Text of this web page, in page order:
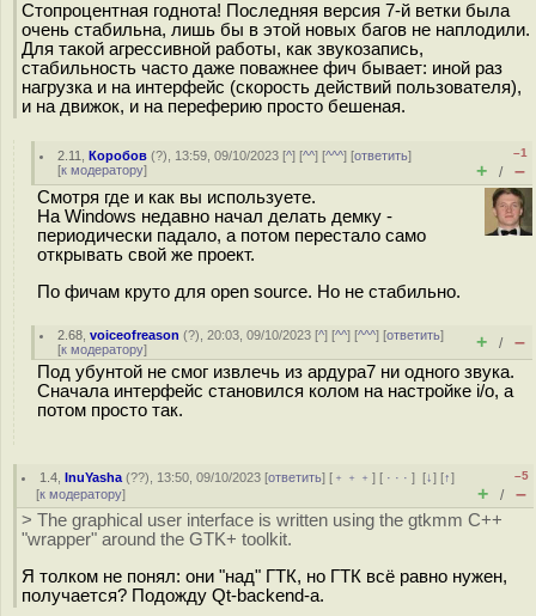
Стопроцентная годнота! Последняя версия 7-й ветки была
очень стабильна, лишь бы в этой новых багов не наплодили.
Для такой агрессивной работы, как звукозапись,
стабильность часто даже поважнее фич бывает: иной раз
нагрузка и на интерфейс (скорость действий пользователя),
и на движок, и на переферию просто бешеная.
2.11 ,Коробов (?), 13:59, 09/10/2023 [^] [^^] [^^^] [ответить]
[к модератору]
–1
+ / –
Смотря где и как вы используете.
На Windows недавно начал делать демку -
периодически падало, а потом перестало само
открывать свой же проект.
По фичам круто для open source. Но не стабильно.
2.68 ,voiceofreason (?), 20:03, 09/10/2023 [^] [^^] [^^^] [ответить]
[к модератору] + / –
Под убунтой не смог извлечь из ардура7 ни одного звука.
Сначала интерфейс становился колом на настройке i/o, а
потом просто так.
1.4 ,InuYasha (??), 13:50, 09/10/2023 [ответить] [ ﹢﹢﹢] [ · · ·][↓] [↑]
[к модератору]
–5
+ / –
> The graphical user interface is written using the gtkmm C++
"wrapper" around the GTK+ toolkit.
Я толком не понял: они "над" ГТК, но ГТК всё равно нужен,
получается? Подожду Qt-backend-а.